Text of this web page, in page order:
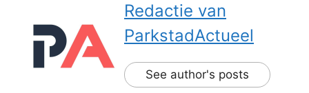
Redactie van
ParkstadActueel
See author's posts